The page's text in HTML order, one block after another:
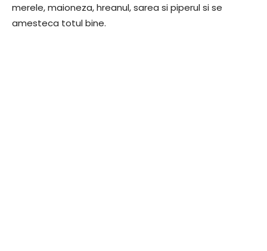
merele, maioneza, hreanul, sarea si piperul si se
amesteca totul bine.